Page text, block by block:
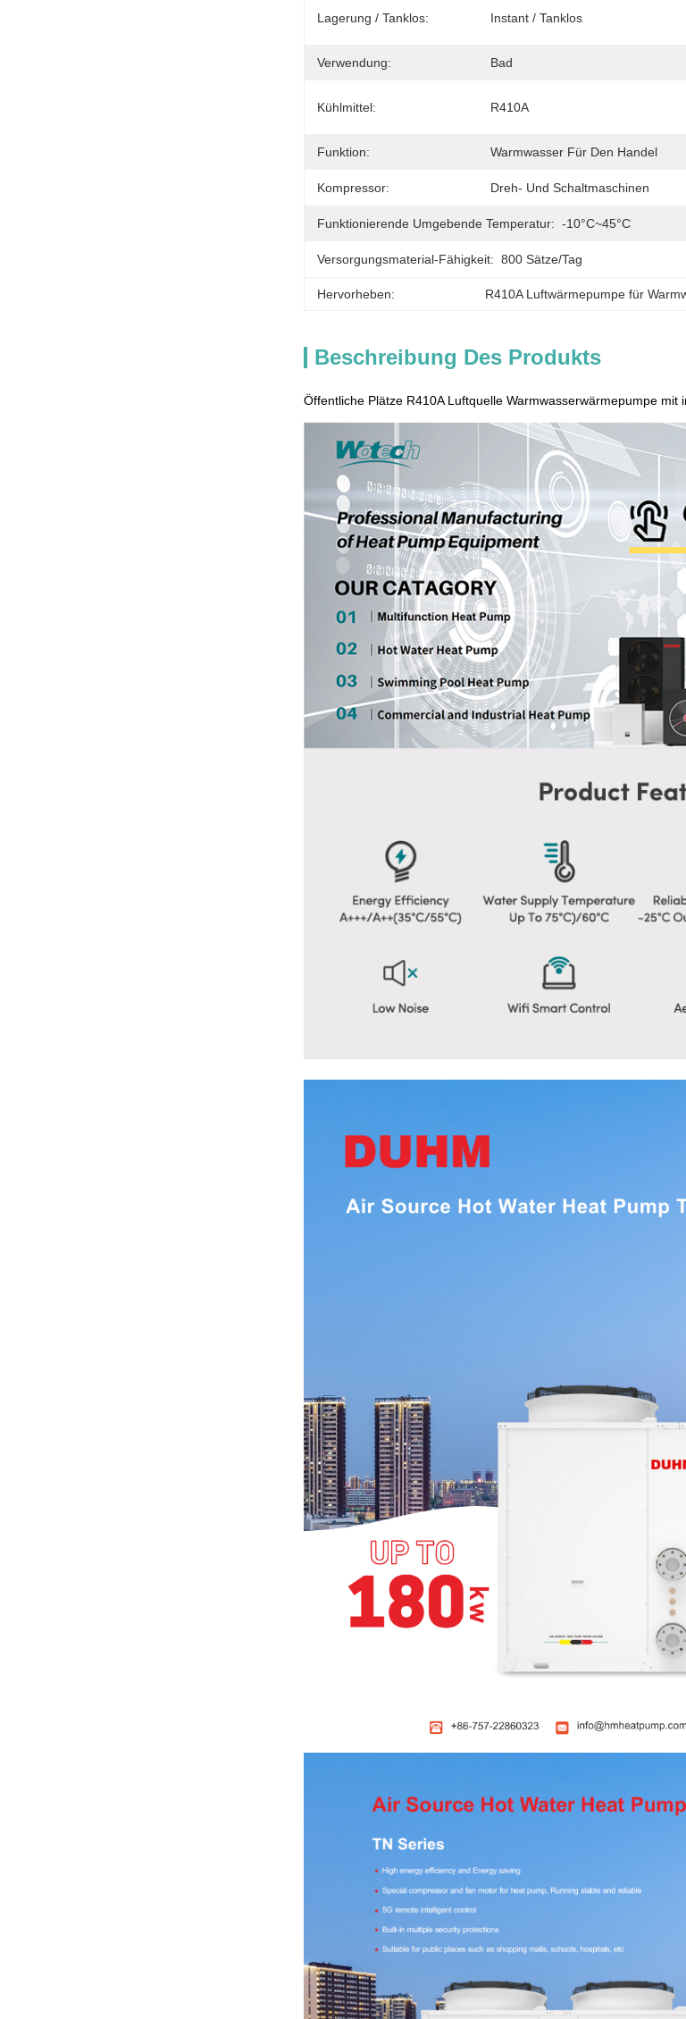
Lagerung / Tanklos: Instant / Tanklos
Verwendung: Bad
Kühlmittel: R410A
Funktion: Warmwasser Für Den Handel
Kompressor: Dreh- Und Schaltmaschinen
Funktionierende Umgebende Temperatur: -10°C~45°C
Versorgungsmaterial-Fähigkeit: 800 Sätze/Tag
Hervorheben: R410A Luftwärmepumpe für
Beschreibung Des Produkts
Öffentliche Plätze R410A Luftquelle Warmwasserwärmepumpe mit